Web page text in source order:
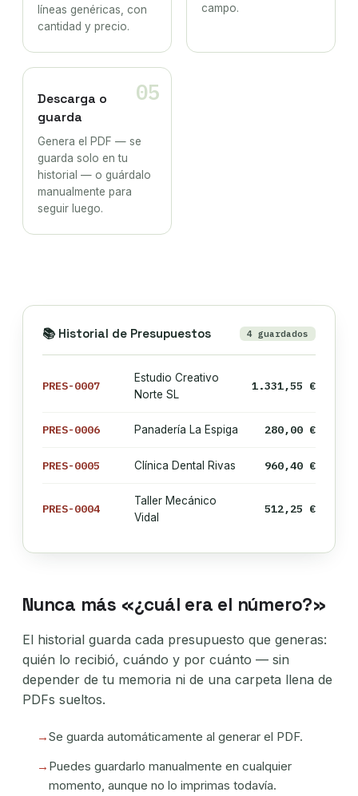
líneas genéricas, con
cantidad y precio.
campo.
05
Descarga o
guarda
Genera el PDF — se
guarda solo en tu
historial — o guárdalo
manualmente para
seguir luego.
📚 Historial de Presupuestos 4 guardados
PRES-0007
Estudio Creativo
Norte SL
1.331,55 €
PRES-0006 Panadería La Espiga 280,00 €
PRES-0005 Clínica Dental Rivas 960,40 €
PRES-0004
Taller Mecánico
Vidal
512,25 €
Nunca más «¿cuál era el número?»
El historial guarda cada presupuesto que generas:
quién lo recibió, cuándo y por cuánto — sin
depender de tu memoria ni de una carpeta llena de
PDFs sueltos.
Se guarda automáticamente al generar el PDF.
Puedes guardarlo manualmente en cualquier
momento, aunque no lo imprimas todavía.